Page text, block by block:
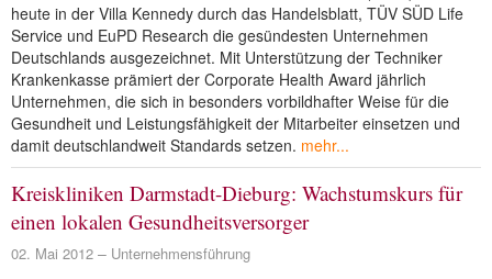
heute in der Villa Kennedy durch das Handelsblatt, TÜV SÜD Life
Service und EuPD Research die gesündesten Unternehmen
Deutschlands ausgezeichnet. Mit Unterstützung der Techniker
Krankenkasse prämiert der Corporate Health Award jährlich
Unternehmen, die sich in besonders vorbildhafter Weise für die
Gesundheit und Leistungsfähigkeit der Mitarbeiter einsetzen und
damit deutschlandweit Standards setzen. mehr...
Kreiskliniken Darmstadt-Dieburg: Wachstumskurs für
einen lokalen Gesundheitsversorger
02. Mai 2012 Unternehmensführung